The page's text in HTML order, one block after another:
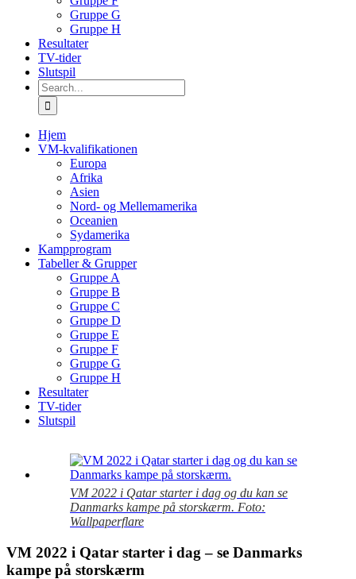
Gruppe G
Gruppe H
Resultater
TV-tider
Slutspil
Search
for:
Hjem
VM-kvalifikationen
Europa
Afrika
Asien
Nord- og Mellemamerika
Oceanien
Sydamerika
Kampprogram
Tabeller & Grupper
Gruppe A
Gruppe B
Gruppe C
Gruppe D
Gruppe E
Gruppe F
Gruppe G
Gruppe H
Resultater
TV-tider
Slutspil
Larger
VM 2022 i Qatar starter i dag og du kan se
Danmarks kampe på storskærm. Foto:
Wallpaperflare
VM 2022 i Qatar starter i dag – se Danmarks
kampe på storskærm